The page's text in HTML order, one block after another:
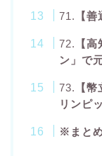
71. 【
72.
【
ン」で
73.
【
リンピ
※まと